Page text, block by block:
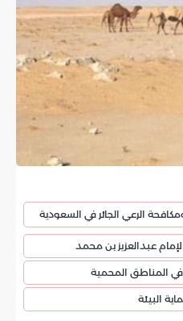
الرعي الجائر في السعودية
عبدالعزيز بن محمد
المناطق المحمية
البيئة